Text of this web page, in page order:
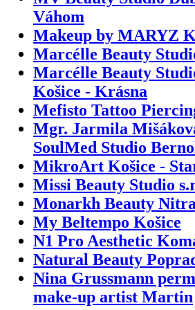
Váhom
Makeup by MARYZ
Marcélle Beauty
Marcélle Beauty
Košice - Krásna
Mefisto Tattoo
Mgr. Jarmila
SoulMed Studio
MikroArt Košice -
Missi Beauty Studio
Monarkh Beauty Nitra
My Beltempo Košice
N1 Pro Aesthetic
Natural Beauty
Nina Grussmann
make-up artist Martin